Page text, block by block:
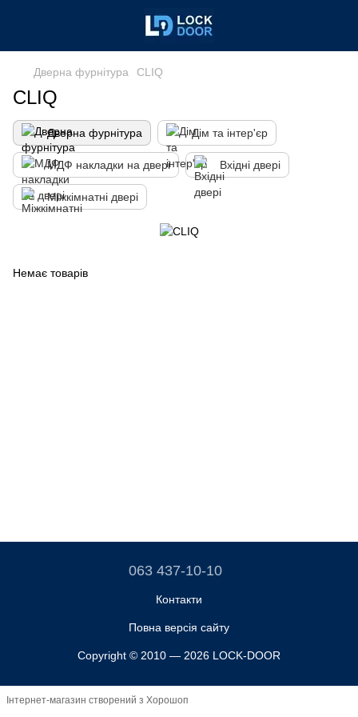
Дверна фурнітура CLIQ
CLIQ
Дверна фурнітура Дім та інтер'єр
МДФ накладки на двері Вхідні двері
Міжкімнатні двері
Немає товарів
063 437-10-10
Контакти
Повна версія сайту
Copyright © 2010 — 2026 LOCK-DOOR
Інтернет-магазин створений з Хорошоп